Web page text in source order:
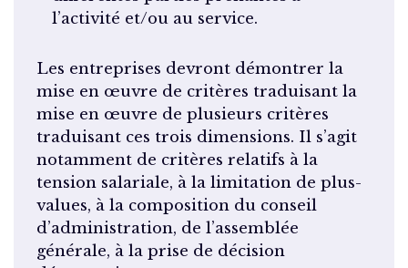
l’activité et/ou au service.
Les entreprises devront démontrer la
mise en œuvre de critères traduisant la
mise en œuvre de plusieurs critères
traduisant ces trois dimensions. Il s’agit
notamment de critères relatifs à la
tension salariale, à la limitation de plus-
values, à la composition du conseil
d’administration, de l’assemblée
générale, à la prise de décision